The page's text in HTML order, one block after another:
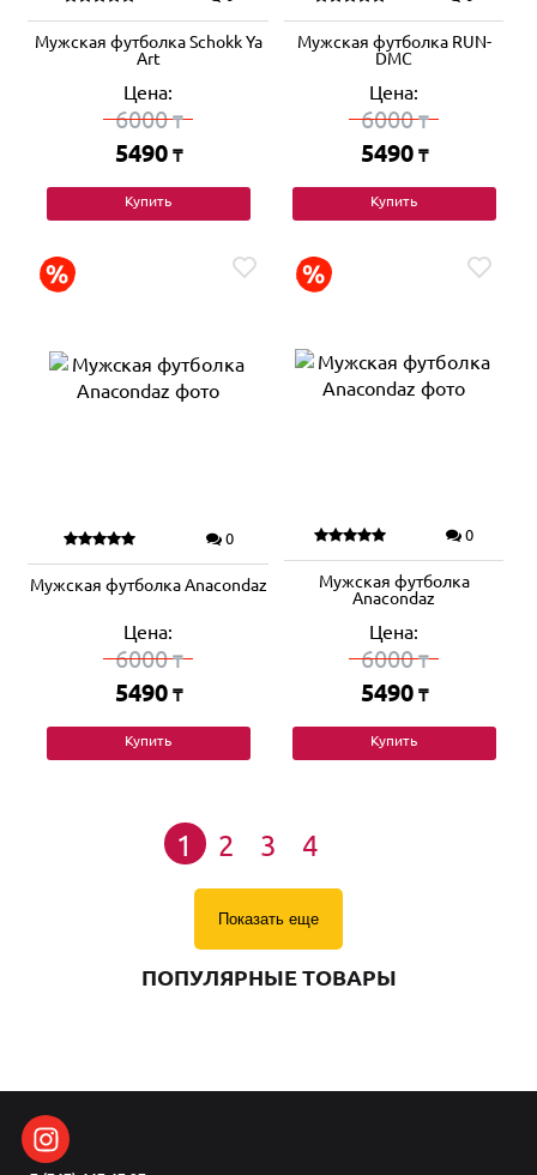
Мужская футболка Schokk Ya
Art
Цена:
6000₸
5490 ₸
Купить
Мужская футболка RUN-
DMC
Цена:
6000₸
5490 ₸
Купить
0
Мужская футболка Anacondaz
Цена:
6000₸
5490 ₸
Купить
0
Мужская футболка
Anacondaz
Цена:
6000₸
5490 ₸
Купить
1 2 3 4
Показать еще
ПОПУЛЯРНЫЕ ТОВАРЫ